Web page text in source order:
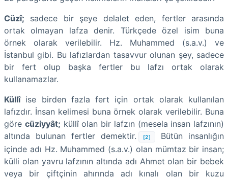
Cüzî; sadece bir şeye delalet eden, fertler arasında
ortak olmayan lafza denir. Türkçede özel isim buna
örnek olarak verilebilir. Hz. Muhammed (s.a.v.) ve
İstanbul gibi. Bu lafızlardan tasavvur olunan şey, sadece
bir fert olup başka fertler bu lafzı ortak olarak
kullanamazlar.
Küllîise birden fazla fert için ortak olarak kullanılan
lafızdır. İnsan kelimesi buna örnek olarak verilebilir. Buna
göre cüziyyât; küllî olan bir lafzın (mesela insan lafzının)
altında bulunan fertler demektir.
[2]
Bütün insanlığın
içinde adı Hz. Muhammed (s.a.v.) olan mümtaz bir insan;
külli olan yavru lafzının altında adı Ahmet olan bir bebek
veya bir çiftçinin ahırında adı kınalı olan bir kuzu